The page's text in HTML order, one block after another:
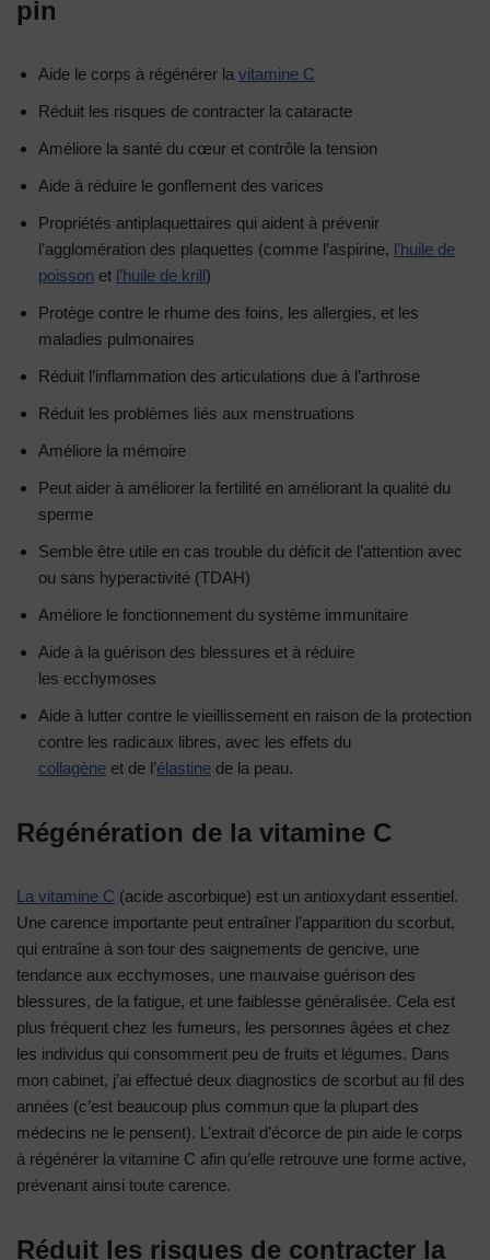
pin
Aide le corps à régénérer la vitamine C
Réduit les risques de contracter la cataracte
Améliore la santé du cœur et contrôle la tension
Aide à réduire le gonflement des varices
Propriétés antiplaquettaires qui aident à prévenir
l’agglomération des plaquettes (comme l’aspirine, l’huile de
poisson et l’huile de krill)
Protège contre le rhume des foins, les allergies, et les
maladies pulmonaires
Réduit l’inflammation des articulations due à l’arthrose
Réduit les problèmes liés aux menstruations
Améliore la mémoire
Peut aider à améliorer la fertilité en améliorant la qualité du
sperme
Semble être utile en cas trouble du déficit de l’attention avec
ou sans hyperactivité (TDAH)
Améliore le fonctionnement du système immunitaire
Aide à la guérison des blessures et à réduire
les ecchymoses
Aide à lutter contre le vieillissement en raison de la protection
contre les radicaux libres, avec les effets du
collagène et de l’élastine de la peau.
Régénération de la vitamine C
La vitamine C (acide ascorbique) est un antioxydant essentiel.
Une carence importante peut entraîner l’apparition du scorbut,
qui entraîne à son tour des saignements de gencive, une
tendance aux ecchymoses, une mauvaise guérison des
blessures, de la fatigue, et une faiblesse généralisée. Cela est
plus fréquent chez les fumeurs, les personnes âgées et chez
les individus qui consomment peu de fruits et légumes. Dans
mon cabinet, j’ai effectué deux diagnostics de scorbut au fil des
années (c’est beaucoup plus commun que la plupart des
médecins ne le pensent). L’extrait d’écorce de pin aide le corps
à régénérer la vitamine C afin qu’elle retrouve une forme active,
prévenant ainsi toute carence.
Réduit les risques de contracter la